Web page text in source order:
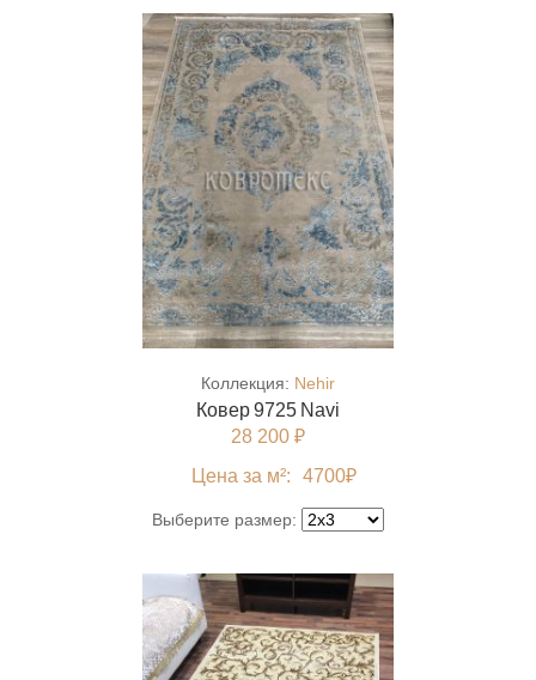
Коллекция: Nehir
Ковер 9725 Navi
28 200 ₽
Цена за м²:
4700₽
Выберите размер: